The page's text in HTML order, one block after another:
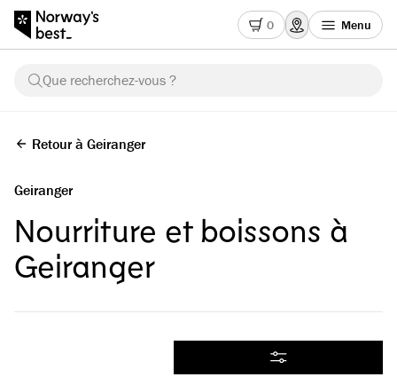
0 Menu
Que recherchez-vous ?
Retour à Geiranger
Geiranger
Nourriture et boissons à
Geiranger
Filtrer